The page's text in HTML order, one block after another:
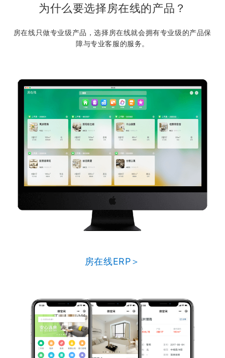
为什么要选择房在线的产品？
房在线只做专业级产品，选择房在线就会拥有专业级的产品保
障与专业客服的服务。
房在线ERP＞